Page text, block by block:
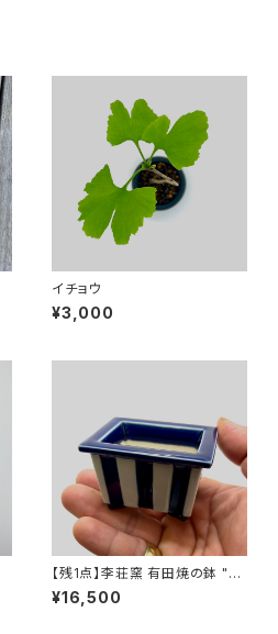
イチョウ
¥3,000
【残1点】李荘窯 有田焼の鉢 "瑠
璃釉縞文長方"
¥16,500